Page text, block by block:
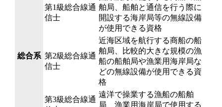
総合系
第1級総合線通
信士
舶局、船舶と通信を行う際に
開設する海岸局等の無線設備
が使用できる資格
第2級総合線通
信士
近海区域を航行する商船の船
舶局、比較的大きな規模の漁
船の船舶局や漁業用海岸局な
どの無線設備が使用できる資
格
第3級総合線通
遠洋で操業する漁船の船舶
局、漁業用海岸局で使用する